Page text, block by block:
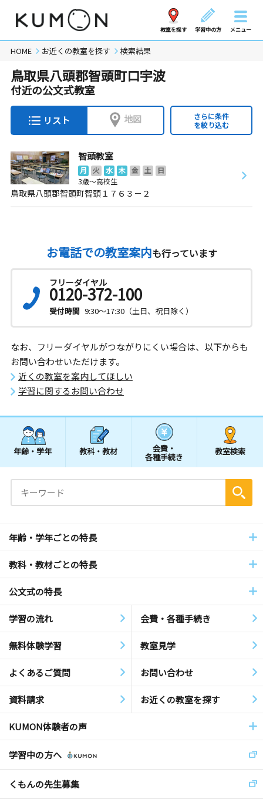
教室を探す 学習中の方 メニュー
HOME お近くの教室を探す 検索結果
鳥取県八頭郡智頭町口宇波
付近の公文式教室
リスト 地図
さらに条件
を絞り込む
智頭教室
月 火 水 木 金 土
日
3歳～高校生
鳥取県八頭郡智頭町智頭１７６３－２
お電話での教室案内も行っています
フリーダイヤル
0120-372-100
受付時間 9:30～17:30（土日、祝日除く）
なお、フリーダイヤルがつながりにくい場合は、以下からも
お問い合わせいただけます。
近くの教室を案内してほしい
学習に関するお問い合わせ
年齢・学年 教科・教材 会費・
各種手続き
教室検索
年齢・学年ごとの特長
教科・教材ごとの特長
公文式の特長
学習の流れ 会費・各種手続き
無料体験学習 教室見学
よくあるご質問 お問い合わせ
資料請求 お近くの教室を探す
KUMON体験者の声
学習中の方へ
くもんの先生募集